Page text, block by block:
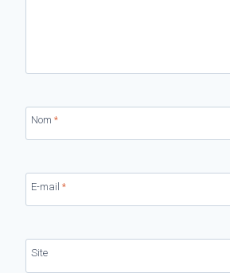
Nom *
E-mail *
Site